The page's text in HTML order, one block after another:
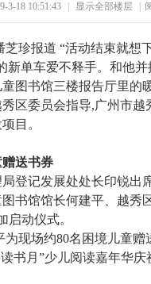
59 1
3-18 10:51:43 显示全部楼层
芝珍报道 “活动结束就想
新单车爱不释手。和他
图书馆三楼报告厅里的
区委员会指导,广州市
目。
送书券
登记发展处处长印锐出
书馆馆长何建平、越秀
启动仪式。
为现场约80名困境儿童
读书月”少儿阅读嘉年华